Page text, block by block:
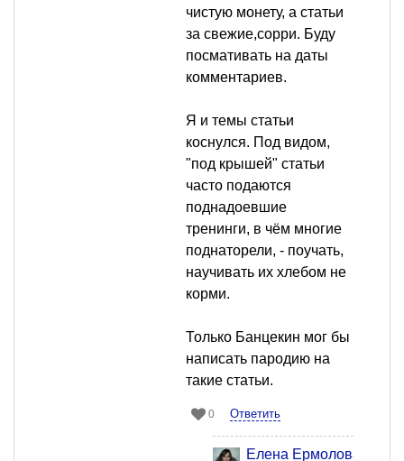
чистую монету, а статьи
за свежие,сорри. Буду
посмативать на даты
комментариев.
Я и темы статьи
коснулся. Под видом,
"под крышей" статьи
часто подаются
поднадоевшие
тренинги, в чём многие
поднаторели, - поучать,
научивать их хлебом не
корми.
Только Банцекин мог бы
написать пародию на
такие статьи.
0 Ответить
Елена Ермолова